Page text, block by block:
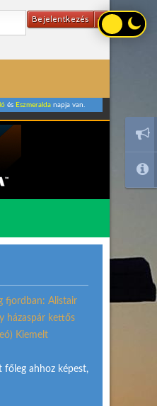
Bejelentkezés
és Eszmeraldanapja van.
fjordban: Alistair
házaspár kettős
Kiemelt
főleg ahhoz képest,